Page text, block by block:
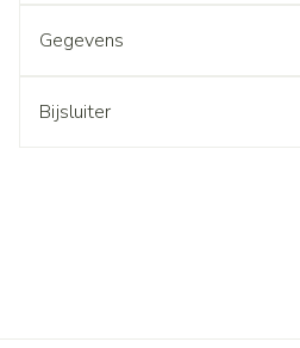
Gegevens
Bijsluiter